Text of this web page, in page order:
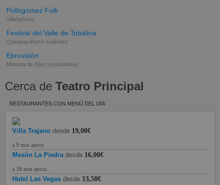
Pollogómez Folk
Villangómez
Festival del Valle de Tobalina
Quintana Martín Galíndez
Ebrovisión
Miranda de Ebro (septiembre)
Cerca de Teatro Principal
RESTAURANTES CON MENÚ DEL DÍA
Villa Trajano desde 19,00€
a 9 min aprox.
Mesón La Piedra desde 16,00€
a 18 min aprox.
Hotel Las Vegas desde 13,50€